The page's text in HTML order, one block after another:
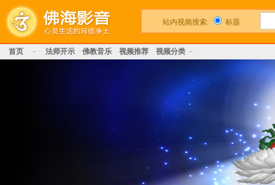
站内视频搜索: 标题
首页 － 法师开示 佛教音乐 视频推荐 视频分类 －